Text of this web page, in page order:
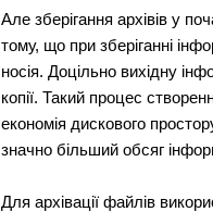
Але зберігання архівів у
тому, що при зберіганні
носія. Доцільно вихідну
копії. Такий процес
економія дискового
значно більший обсяг
Для архівації файлів